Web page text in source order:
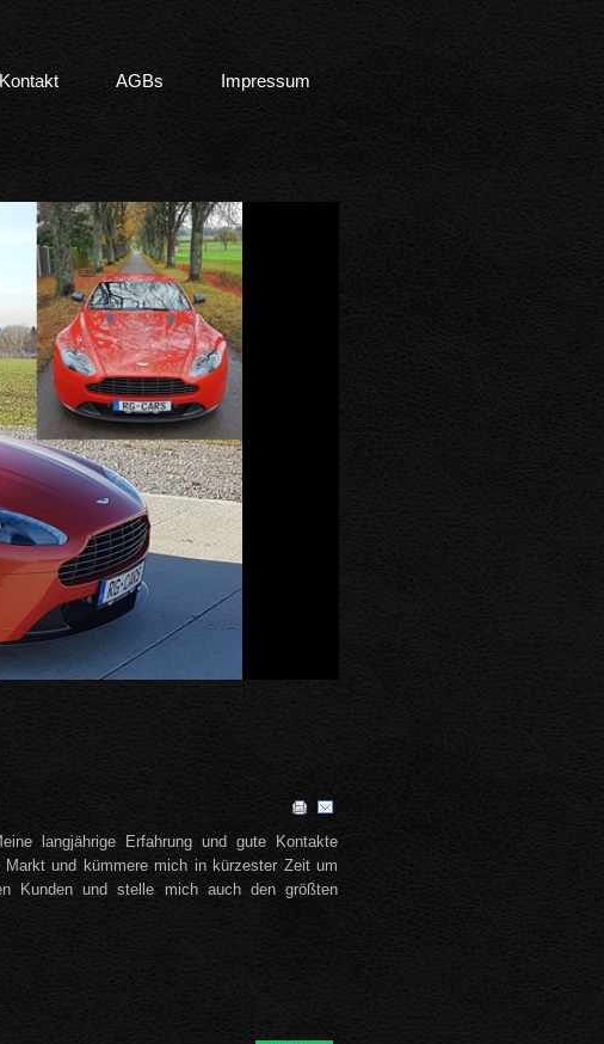
Kontakt AGBs Impressum
langjährige Erfahrung und gute Kontakte
und kümmere mich in kürzester Zeit um
Kunden und stelle mich auch den größten